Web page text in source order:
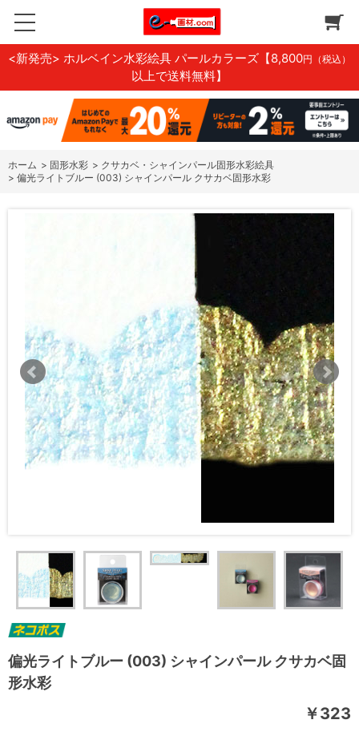
<新発売> ホルベイン水彩絵具 パールカラーズ 【8,800円（税込）
以上で送料無料】
ホーム > 固形水彩 > クサカベ・シャインパール固形水彩絵具
> 偏光ライトブルー (003) シャインパール クサカベ固形水彩
偏光ライトブルー (003) シャインパール クサカベ固
形水彩
￥323